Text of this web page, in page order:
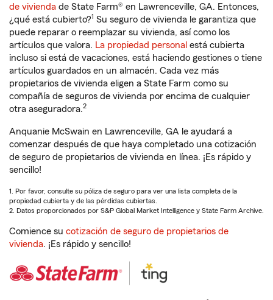
de vivienda de State Farm® en Lawrenceville, GA. Entonces,
¿qué está cubierto?1 Su seguro de vivienda le garantiza que
puede reparar o reemplazar su vivienda, así como los
artículos que valora. La propiedad personal está cubierta
incluso si está de vacaciones, está haciendo gestiones o tiene
artículos guardados en un almacén. Cada vez más
propietarios de vivienda eligen a State Farm como su
compañía de seguros de vivienda por encima de cualquier
otra aseguradora.2
Anquanie McSwain en Lawrenceville, GA le ayudará a
comenzar después de que haya completado una cotización
de seguro de propietarios de vivienda en línea. ¡Es rápido y
sencillo!
1. Por favor, consulte su póliza de seguro para ver una lista completa de la
propiedad cubierta y de las pérdidas cubiertas.
2. Datos proporcionados por S&P Global Market Intelligence y State Farm Archive.
Comience su cotización de seguro de propietarios de
vivienda. ¡Es rápido y sencillo!